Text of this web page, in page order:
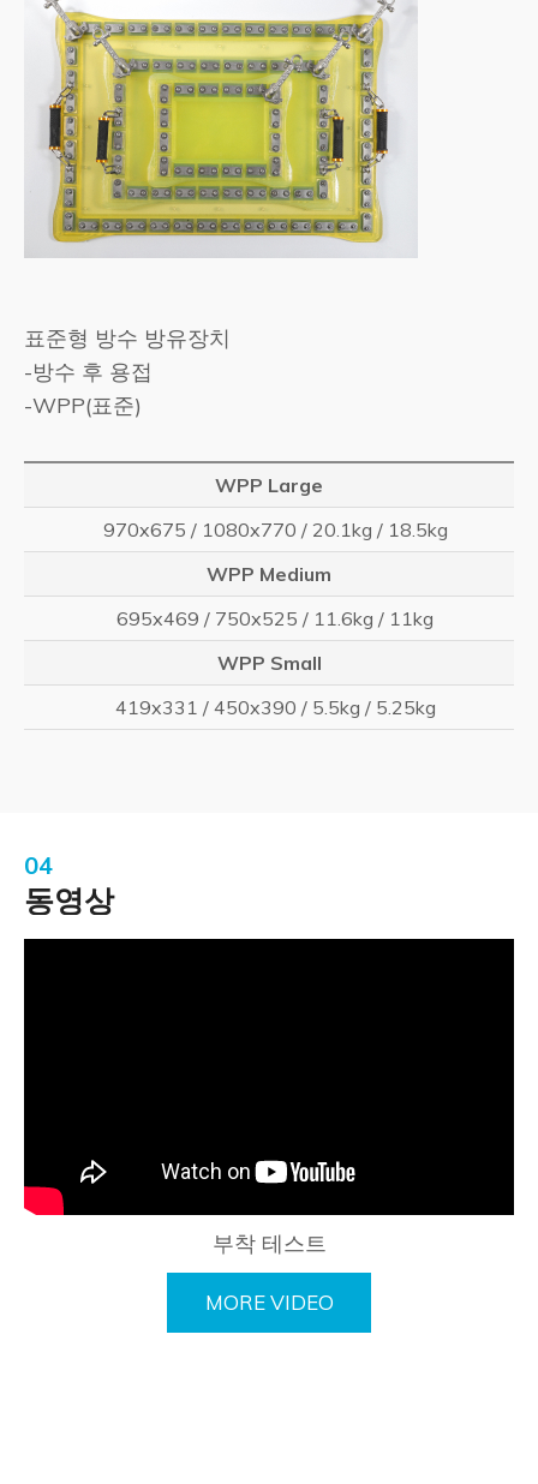
표준형 방수 방유장치
-방수 후 용접
-WPP(표준)
WPP Large
970x675 / 1080x770 / 20.1kg / 18.5kg
WPP Medium
695x469 / 750x525 / 11.6kg / 11kg
WPP Small
419x331 / 450x390 / 5.5kg / 5.25kg
04
동영상
부착 테스트
MORE VIDEO